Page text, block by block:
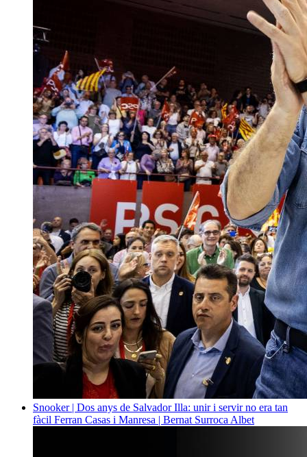
Snooker | Dos anys de Salvador Illa: unir i servir no era tan
fàcil Ferran Casas i Manresa | Bernat Surroca Albet